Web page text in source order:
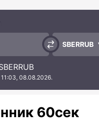
SBERRUB
08.08.2026.
60сек